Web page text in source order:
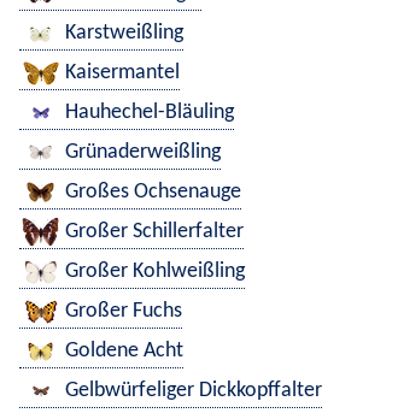
Karstweißling
Kaisermantel
Hauhechel-Bläuling
Grünaderweißling
Großes Ochsenauge
Großer Schillerfalter
Großer Kohlweißling
Großer Fuchs
Goldene Acht
Gelbwürfeliger Dickkopffalter